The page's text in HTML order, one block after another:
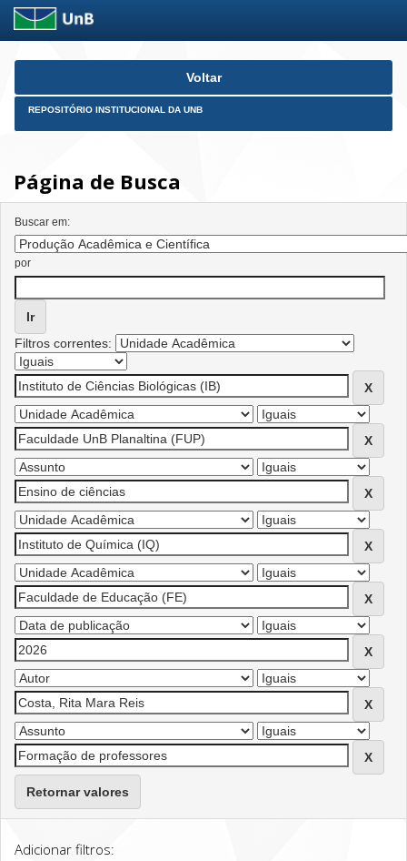
Skip
Voltar
REPOSITÓRIO INSTITUCIONAL DA UNB
Página de Busca
Buscar em:
por
Filtros correntes:
Retornar valores
Adicionar filtros: